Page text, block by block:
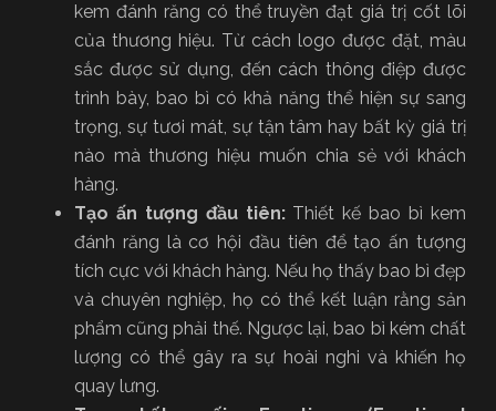
kem đánh răng có thể truyền đạt giá trị cốt lõi
của thương hiệu. Từ cách logo được đặt, màu
sắc được sử dụng, đến cách thông điệp được
trình bày, bao bì có khả năng thể hiện sự sang
trọng, sự tươi mát, sự tận tâm hay bất kỳ giá trị
nào mà thương hiệu muốn chia sẻ với khách
hàng.
Tạo ấn tượng đầu tiên: Thiết kế bao bì kem
đánh răng là cơ hội đầu tiên để tạo ấn tượng
tích cực với khách hàng. Nếu họ thấy bao bì đẹp
và chuyên nghiệp, họ có thể kết luận rằng sản
phẩm cũng phải thế. Ngược lại, bao bì kém chất
lượng có thể gây ra sự hoài nghi và khiến họ
quay lưng.